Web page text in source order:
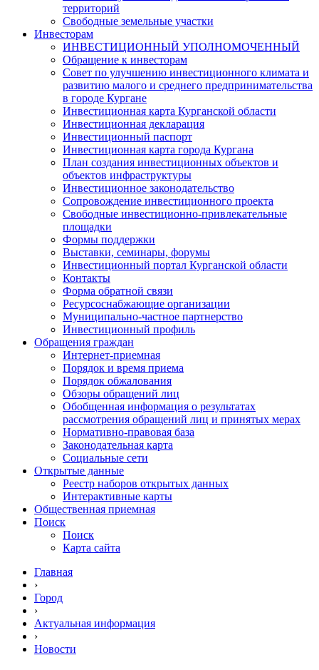
территорий
Свободные земельные участки
Инвесторам
ИНВЕСТИЦИОННЫЙ УПОЛНОМОЧЕННЫЙ
Обращение к инвесторам
Совет по улучшению инвестиционного климата и
развитию малого и среднего предпринимательства
в городе Кургане
Инвестиционная карта Курганской области
Инвестиционная декларация
Инвестиционный паспорт
Инвестиционная карта города Кургана
План создания инвестиционных объектов и
объектов инфраструктуры
Инвестиционное законодательство
Сопровождение инвестиционного проекта
Свободные инвестиционно-привлекательные
площадки
Формы поддержки
Выставки, семинары, форумы
Инвестиционный портал Курганской области
Контакты
Форма обратной связи
Ресурсоснабжающие организации
Муниципально-частное партнерство
Инвестиционный профиль
Обращения граждан
Интернет-приемная
Порядок и время приема
Порядок обжалования
Обзоры обращений лиц
Обобщенная информация о результатах
рассмотрения обращений лиц и принятых мерах
Нормативно-правовая база
Законодательная карта
Социальные сети
Открытые данные
Реестр наборов открытых данных
Интерактивные карты
Общественная приемная
Поиск
Поиск
Карта сайта
Главная
›
Город
›
Актуальная информация
›
Новости